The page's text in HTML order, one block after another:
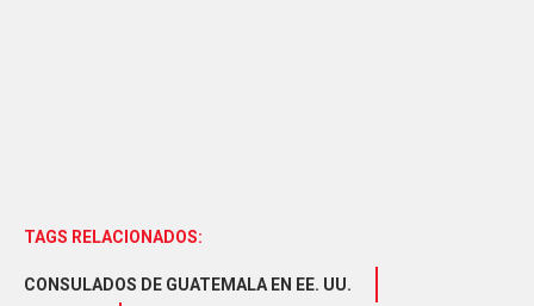
TAGS RELACIONADOS:
CONSULADOS DE GUATEMALA EN EE. UU.